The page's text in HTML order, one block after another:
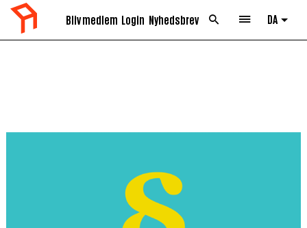
Bliv medlem Login Nyhedsbrev DA List